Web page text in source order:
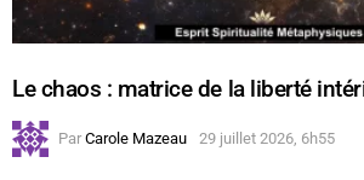
Le chaos : matrice de la liberté
Par Carole Mazeau 29 juillet 2026, 6h55